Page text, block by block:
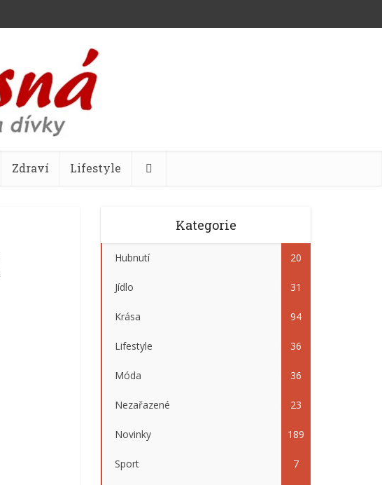
Zdraví Lifestyle
Kategorie
Hubnutí 20
Jídlo 31
Krása 94
Lifestyle 36
Móda 36
Nezařazené 23
Novinky 189
Sport 7